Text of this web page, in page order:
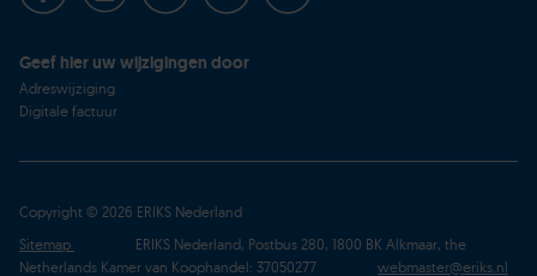
Geef hier uw wijzigingen door
Adreswijziging
Digitale factuur
Copyright © 2026 ERIKS Nederland
Sitemap
ERIKS Nederland, Postbus 280, 1800 BK Alkmaar, the
Netherlands Kamer van Koophandel: 37050277 webmaster@eriks.nl